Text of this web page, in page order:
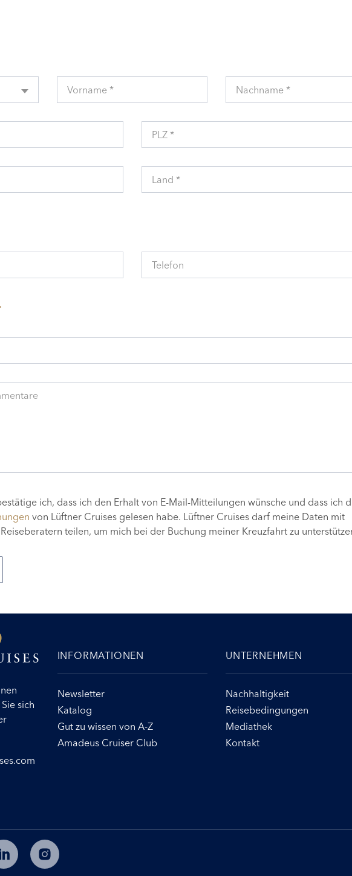
Vorname * Nachname *
PLZ *
Land *
Telefon
ich, dass ich den Erhalt von E-Mail-Mitteilungen wünsche und dass ich
von Lüftner Cruises gelesen habe. Lüftner Cruises darf meine Daten mit
teilen, um mich bei der Buchung meiner Kreuzfahrt zu
sich
INFORMATIONEN
Newsletter
Katalog
Gut zu wissen von A-Z
Amadeus Cruiser Club
UNTERNEHMEN
Nachhaltigkeit
Reisebedingungen
Mediathek
Kontakt